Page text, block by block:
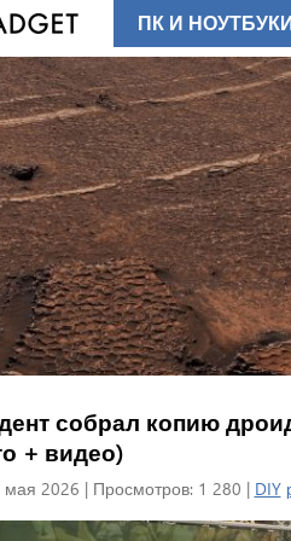
собрал копию
+ видео)
мая 2026 | Просмотров: 1 280 | DIY
ПК И НОУТБУКИ